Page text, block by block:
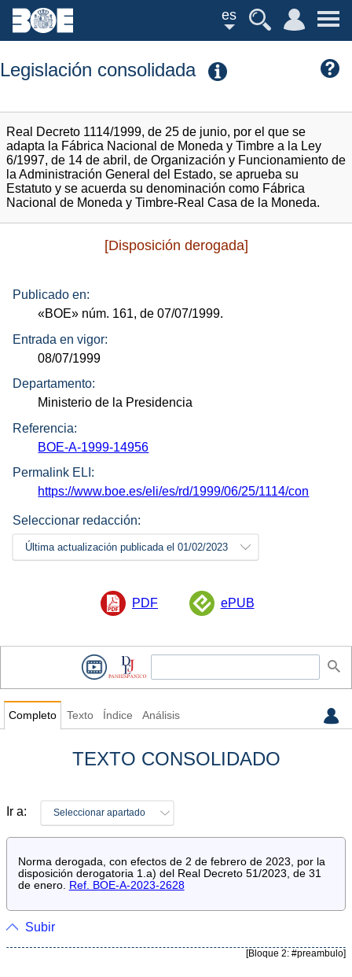
es
Legislación consolidada
Real Decreto 1114/1999, de 25 de junio, por el que se
adapta la Fábrica Nacional de Moneda y Timbre a la Ley
6/1997, de 14 de abril, de Organización y Funcionamiento de
la Administración General del Estado, se aprueba su
Estatuto y se acuerda su denominación como Fábrica
Nacional de Moneda y Timbre-Real Casa de la Moneda.
[Disposición derogada]
Publicado en:
«BOE» núm. 161, de 07/07/1999.
Entrada en vigor:
08/07/1999
Departamento:
Ministerio de la Presidencia
Referencia:
BOE-A-1999-14956
Permalink ELI:
https://www.boe.es/eli/es/rd/1999/06/25/1114/con
Seleccionar redacción:
Última actualización publicada el 01/02/2023
PDF ePUB
Completo Texto Índice Análisis
TEXTO CONSOLIDADO
Ir a: Seleccionar apartado
Norma derogada, con efectos de 2 de febrero de 2023, por la
disposición derogatoria 1.a) del Real Decreto 51/2023, de 31
de enero. Ref. BOE-A-2023-2628
Subir
[Bloque 2: #preambulo]